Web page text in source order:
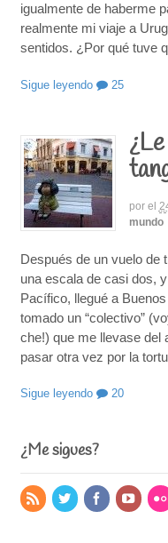
igualmente de haberme
realmente mi viaje a
sentidos. ¿Por qué tuve
Sigue leyendo 25
por el
mundo
Después de un vuelo de
una escala de casi dos,
Pacífico, llegué a
tomado un “colectivo”
che!) que me llevase del
pasar otra vez por la
Sigue leyendo 20
¿Me sigues?